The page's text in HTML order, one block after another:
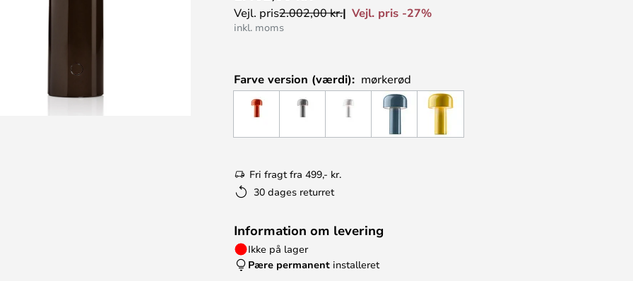
Vejl. pris2.002,00 kr. Vejl. pris -27%
inkl. moms
Farve version (værdi): mørkerød
Fri fragt fra 499,- kr.
30 dages returret
Information om levering
Ikke på lager
Pære permanent installeret